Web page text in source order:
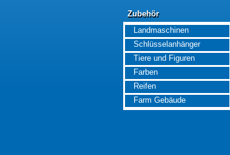
Zubehör
Zubehör
Landmaschinen
Schlüsselanhänger
Tiere und Figuren
Farben
Reifen
Farm Gebäude